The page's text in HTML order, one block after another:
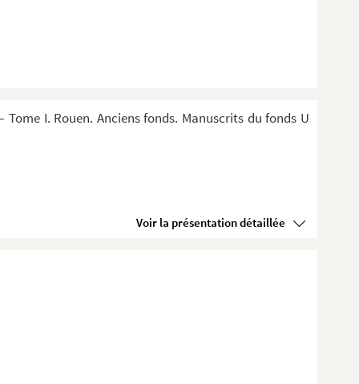
I. Rouen. Anciens fonds. Manuscrits du fonds U
Voir la présentation détaillée